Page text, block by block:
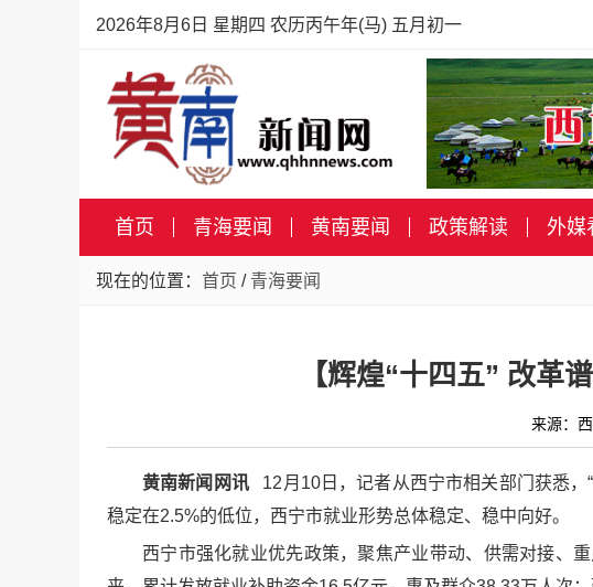
2026年8月6日 星期四 农历丙午年(马) 五月初一
首页 青海要闻 黄南要闻 政策解读 外媒
现在的位置： 首页 / 青海要闻
【辉煌“十四五” 改革
来源：
黄南新闻网讯
12月10日，记者从西宁市相关部门获悉
稳定在2.5%的低位，西宁市就业形势总体稳定、稳中向好。
西宁市强化就业优先政策，聚焦产业带动、供需对接、